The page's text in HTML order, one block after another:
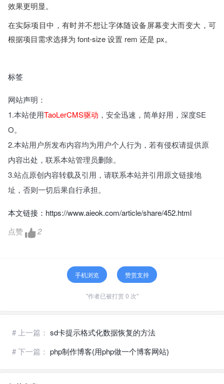
效果更明显。
在实际项目中，有时并不想让字体随设备屏幕变大而变大，可
根据项目需求选择为 font-size 设置 rem 还是 px。
标签
网站声明：
1.本站使用TaoLerCMS驱动 ，安全迅速，简单好用，深度SE
O。
2.本站用户所发布内容均为用户个人行为，若有侵权请提供原
内容出处，联系本站管理员删除。
3.站点原创内容转载及引用，请联系本站并引用原文链接地
址，否则一切后果自行承担。
本文链接： https://www.aieok.com/article/share/452.html
点赞
2
手机浏览 赞赏支持
"作者已被打赏 0 次"
# 上一篇： sd卡提示格式化数据恢复的方法
# 下一篇： php制作博客(用php做一个博客网站)